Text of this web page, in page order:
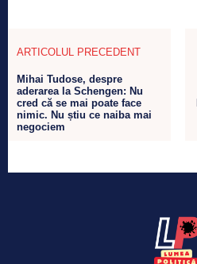
ARTICOLUL PRECEDENT
Mihai Tudose, despre
aderarea la Schengen: Nu
cred că se mai poate face
nimic. Nu știu ce naiba mai
negociem